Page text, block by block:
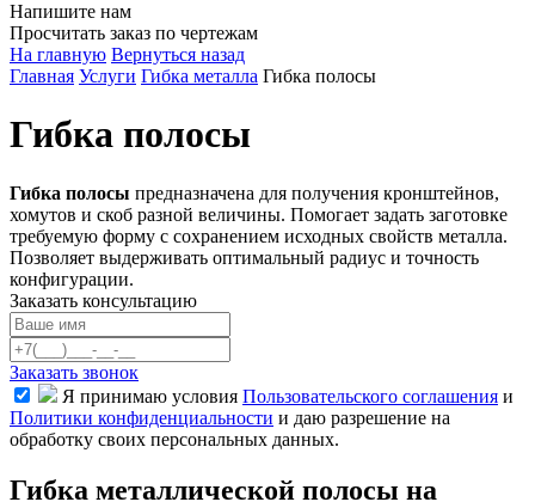
Напишите нам
Просчитать заказ по чертежам
На главную Вернуться назад
Главная Услуги Гибка металла Гибка полосы
Гибка полосы
Гибка полосы предназначена для получения кронштейнов,
хомутов и скоб разной величины. Помогает задать заготовке
требуемую форму с сохранением исходных свойств металла.
Позволяет выдерживать оптимальный радиус и точность
конфигурации.
Заказать консультацию
Заказать звонок
Я принимаю условия Пользовательского соглашения и
Политики конфиденциальности и даю разрешение на
обработку своих персональных данных.
Гибка металлической полосы на